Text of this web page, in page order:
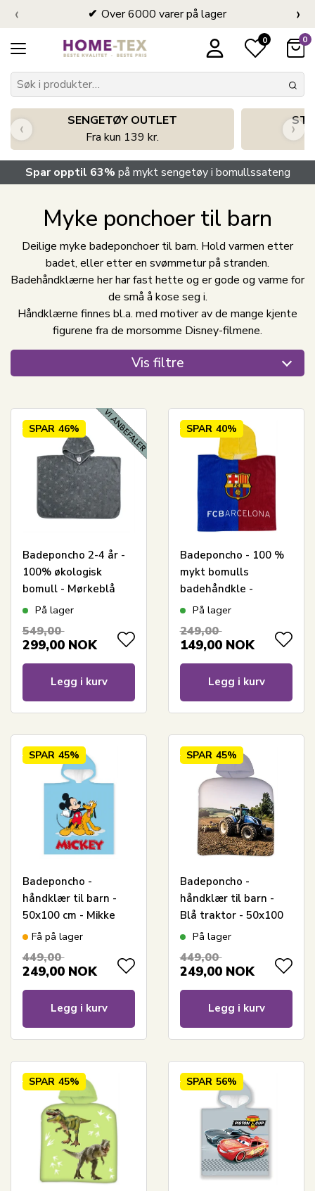
Over 6000 varer på lager
‹ ›
0 0
SENGETØY OUTLET
Fra kun 139 kr.
‹ ›
Spar opptil 63% på mykt sengetøy i bomullssateng
Myke ponchoer til barn
Deilige myke badeponchoer til barn. Hold varmen etter
badet, eller etter en svømmetur på stranden.
Badehåndklærne her har fast hette og er gode og varme for
de små å kose seg i.
Håndklærne finnes bl.a. med motiver av de mange kjente
figurene fra de morsomme Disney-filmene.
Vis filtre
SPAR 46%
Badeponcho 2-4 år -
100% økologisk
bomull - Mørkeblå
med stjerner - Müsli
På lager
549,00
299,00 NOK
Legg i kurv
SPAR 40%
Badeponcho - 100 %
mykt bomulls
badehåndkle -
50x100 cm - FC
På lager
249,00
149,00 NOK
Legg i kurv
SPAR 45%
Badeponcho -
håndklær til barn -
50x100 cm - Mikke
Mus og Pluto - 100%
Få på lager
449,00
249,00 NOK
Legg i kurv
SPAR 45%
Badeponcho -
håndklær til barn -
Blå traktor - 50x100
cm - 100% bomull
På lager
449,00
249,00 NOK
Legg i kurv
SPAR 45% SPAR 56%